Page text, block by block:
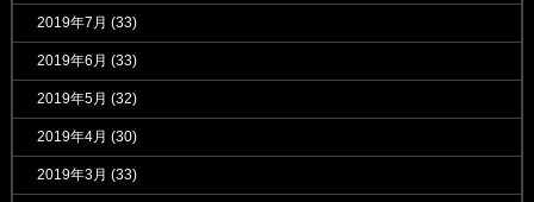
2019年7月 (33)
2019年6月 (33)
2019年5月 (32)
2019年4月 (30)
2019年3月 (33)